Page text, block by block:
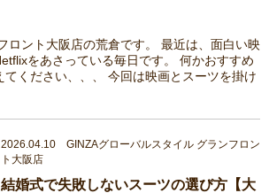
ロント大阪店の荒倉です。 最近は、面白い映
をあさっている毎日です。 何かおすすめ
てください、、、 今回は映画とスーツを掛け
2026.04.10 GINZAグローバルスタイル グランフロン
ト大阪店
結婚式で失敗しないスーツの選び方【大